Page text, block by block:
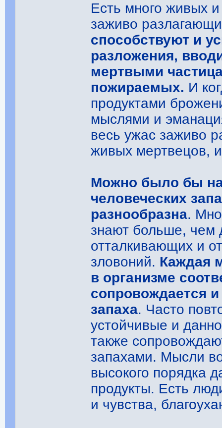
Есть много живых
заживо
способствуют и
разложения,
мертвыми
пожираемых. И
продуктами
мыслями и
весь ужас заживо
живых мертвецов,
Можно было бы
человеческих
разнообразна.
знают больше, чем
отталкивающих и
зловоний. Каждая
в организме
сопровождается
запаха. Часто
устойчивые и
также
запахами. Мысли
высокого порядка
продукты. Есть
и чувства,